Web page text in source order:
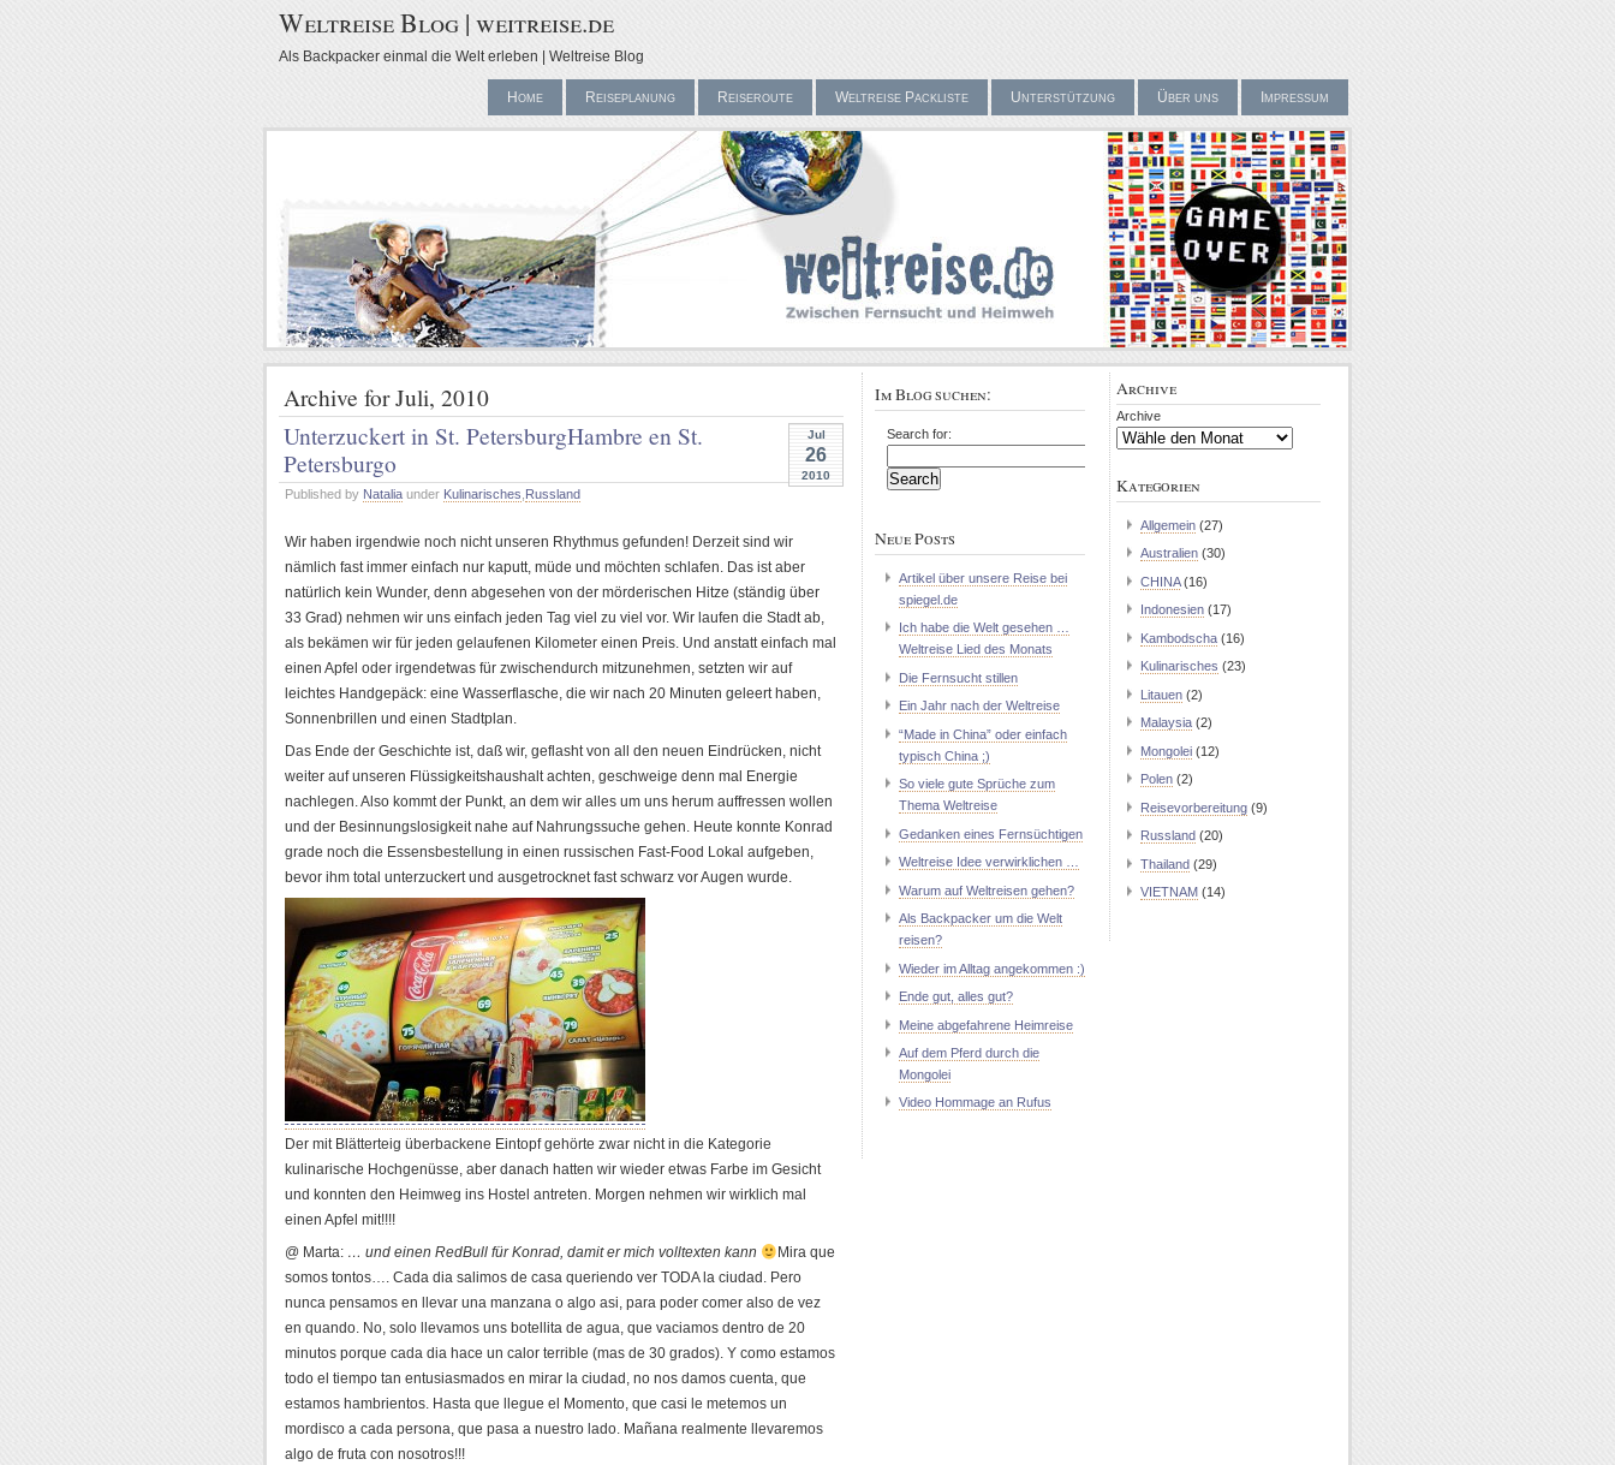
Weltreise Blog | weitreise.de
Als Backpacker einmal die Welt erleben | Weltreise Blog
Home Reiseplanung Reiseroute Weltreise Packliste Unterstützung Über uns Impressum
Archive for Juli, 2010
Jul
26
2010
Unterzuckert in St. PetersburgHambre en St.
Petersburgo
Published by Natalia under Kulinarisches Russland
Wir haben irgendwie noch nicht unseren Rhythmus gefunden! Derzeit sind wir
nämlich fast immer einfach nur kaputt, müde und möchten schlafen. Das ist aber
natürlich kein Wunder, denn abgesehen von der mörderischen Hitze (ständig über
33 Grad) nehmen wir uns einfach jeden Tag viel zu viel vor. Wir laufen die Stadt ab,
als bekämen wir für jeden gelaufenen Kilometer einen Preis. Und anstatt einfach mal
einen Apfel oder irgendetwas für zwischendurch mitzunehmen, setzten wir auf
leichtes Handgepäck: eine Wasserflasche, die wir nach 20 Minuten geleert haben,
Sonnenbrillen und einen Stadtplan.
Das Ende der Geschichte ist, daß wir, geflasht von all den neuen Eindrücken, nicht
weiter auf unseren Flüssigkeitshaushalt achten, geschweige denn mal Energie
nachlegen. Also kommt der Punkt, an dem wir alles um uns herum auffressen wollen
und der Besinnungslosigkeit nahe auf Nahrungssuche gehen. Heute konnte Konrad
grade noch die Essensbestellung in einen russischen Fast-Food Lokal aufgeben,
bevor ihm total unterzuckert und ausgetrocknet fast schwarz vor Augen wurde.
Der mit Blätterteig überbackene Eintopf gehörte zwar nicht in die Kategorie
kulinarische Hochgenüsse, aber danach hatten wir wieder etwas Farbe im Gesicht
und konnten den Heimweg ins Hostel antreten. Morgen nehmen wir wirklich mal
einen Apfel mit!!!!
@ Marta: … und einen RedBull für Konrad, damit er mich volltexten kann
Mira que
somos tontos…. Cada dia salimos de casa queriendo ver TODA la ciudad. Pero
nunca pensamos en llevar una manzana o algo asi, para poder comer also de vez
en quando. No, solo llevamos uns botellita de agua, que vaciamos dentro de 20
minutos porque cada dia hace un calor terrible (mas de 30 grados). Y como estamos
todo el tiempo tan entusiasmados en mirar la ciudad, no nos damos cuenta, que
estamos hambrientos. Hasta que llegue el Momento, que casi le metemos un
mordisco a cada persona, que pasa a nuestro lado. Mañana realmente llevaremos
algo de fruta con nosotros!!!
Im Blog suchen:
Search for:
Neue Posts
Artikel über unsere Reise bei
spiegel.de
Ich habe die Welt gesehen …
Weltreise Lied des Monats
Die Fernsucht stillen
Ein Jahr nach der Weltreise
“Made in China” oder einfach
typisch China ;)
So viele gute Sprüche zum
Thema Weltreise
Gedanken eines Fernsüchtigen
Weltreise Idee verwirklichen …
Warum auf Weltreisen gehen?
Als Backpacker um die Welt
reisen?
Wieder im Alltag angekommen :)
Ende gut, alles gut?
Meine abgefahrene Heimreise
Auf dem Pferd durch die
Mongolei
Video Hommage an Rufus
Archive
Archive
Kategorien
Allgemein (27)
Australien (30)
CHINA(16)
Indonesien (17)
Kambodscha (16)
Kulinarisches (23)
Litauen (2)
Malaysia (2)
Mongolei (12)
Polen (2)
Reisevorbereitung (9)
Russland (20)
Thailand (29)
VIETNAM (14)